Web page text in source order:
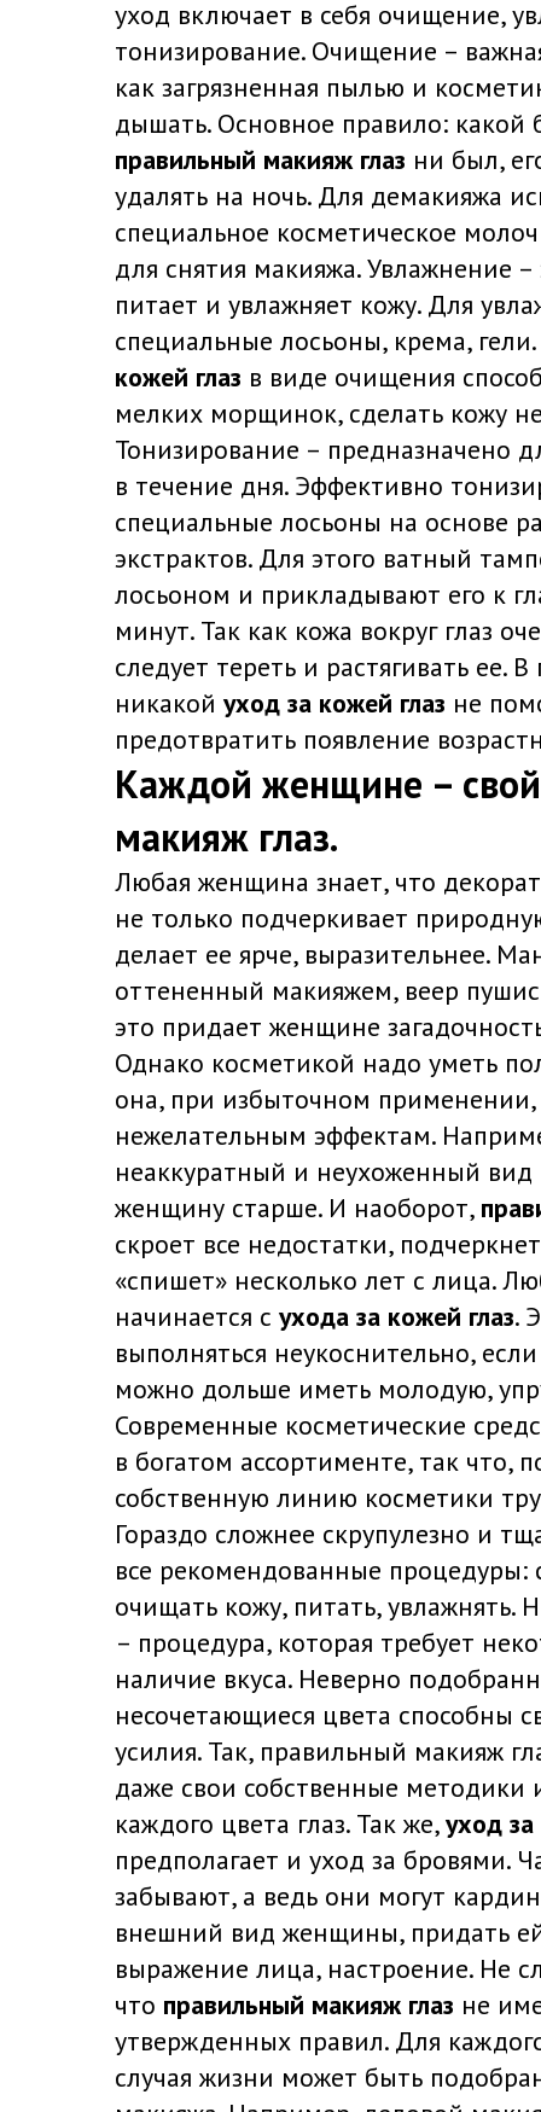
уход включает в себя очищение,
тонизирование. Очищение –
как загрязненная пылью и
дышать. Основное правило: какой
правильный макияж глаз ни был,
удалять на ночь. Для демакияжа
специальное косметическое
для снятия макияжа. Увлажнение –
питает и увлажняет кожу. Для
специальные лосьоны, крема,
кожей глаз в виде очищения
мелких морщинок, сделать кожу
Тонизирование – предназначено
в течение дня. Эффективно
специальные лосьоны на основе
экстрактов. Для этого ватный
лосьоном и прикладывают его к
минут. Так как кожа вокруг глаз
следует тереть и растягивать ее.
никакой уход за кожей глаз не
предотвратить появление
Каждой женщине –
макияж глаз.
Любая женщина знает, что
не только подчеркивает
делает ее ярче, выразительнее.
оттененный макияжем, веер
это придает женщине
Однако косметикой надо уметь
она, при избыточном
нежелательным эффектам.
неаккуратный и неухоженный вид
женщину старше. И наоборот,
скроет все недостатки,
«спишет» несколько лет с лица.
начинается с ухода за кожей глаз.
выполняться неукоснительно,
можно дольше иметь молодую,
Современные косметические
в богатом ассортименте, так что,
собственную линию косметики
Гораздо сложнее скрупулезно и
все рекомендованные процедуры:
очищать кожу, питать, увлажнять.
– процедура, которая требует
наличие вкуса. Неверно
несочетающиеся цвета способны
усилия. Так, правильный макияж
даже свои собственные методики
каждого цвета глаз. Так же,уход за
предполагает и уход за бровями.
забывают, а ведь они могут
внешний вид женщины, придать
выражение лица, настроение. Не
что правильный макияж глаз не
утвержденных правил. Для
случая жизни может быть